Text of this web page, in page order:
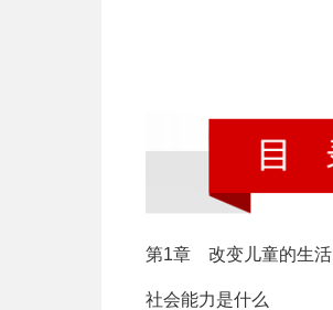
第1章 改变儿童的生活
社会能力是什么